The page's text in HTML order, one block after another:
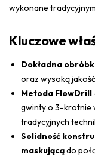
wykonane
Kluczowe
Dokładna
oraz wysoką
Metoda FlowDrill
gwinty o 3-krotnie
tradycyjnych
Solidność
maskującądo